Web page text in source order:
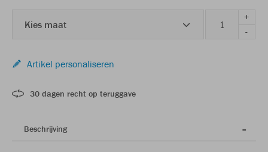
Kies maat
+
-
Artikel personaliseren
30 dagen recht op teruggave
Beschrijving